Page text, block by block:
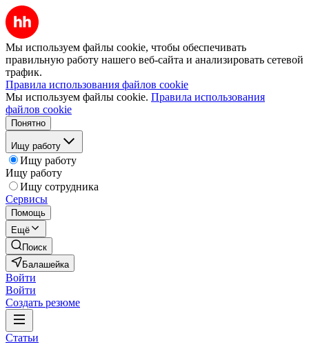
Мы используем файлы cookie, чтобы обеспечивать
правильную работу нашего веб-сайта и анализировать сетевой
трафик.
Правила использования файлов cookie
Мы используем файлы cookie. Правила использования
файлов cookie
Понятно
Ищу работу
Ищу работу
Ищу работу
Ищу сотрудника
Сервисы
Помощь
Ещё
Поиск
Балашейка
Войти
Войти
Создать резюме
Статьи